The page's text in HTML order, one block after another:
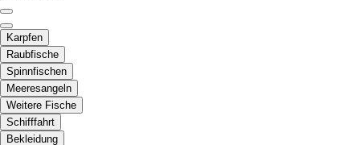
Karpfen
Raubfische
Spinnfischen
Meeresangeln
Weitere Fische
Schifffahrt
Bekleidung